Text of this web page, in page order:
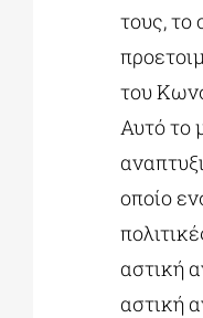
τους, το
του
Αυτό το
οποίο
αστική
αστική